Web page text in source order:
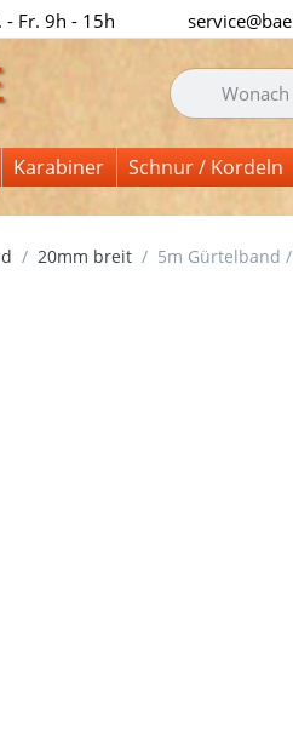
Fr. 9h - 15h
Geben Sie
Karabiner Schnur / Kordeln
20mm breit 5m Gürtelband